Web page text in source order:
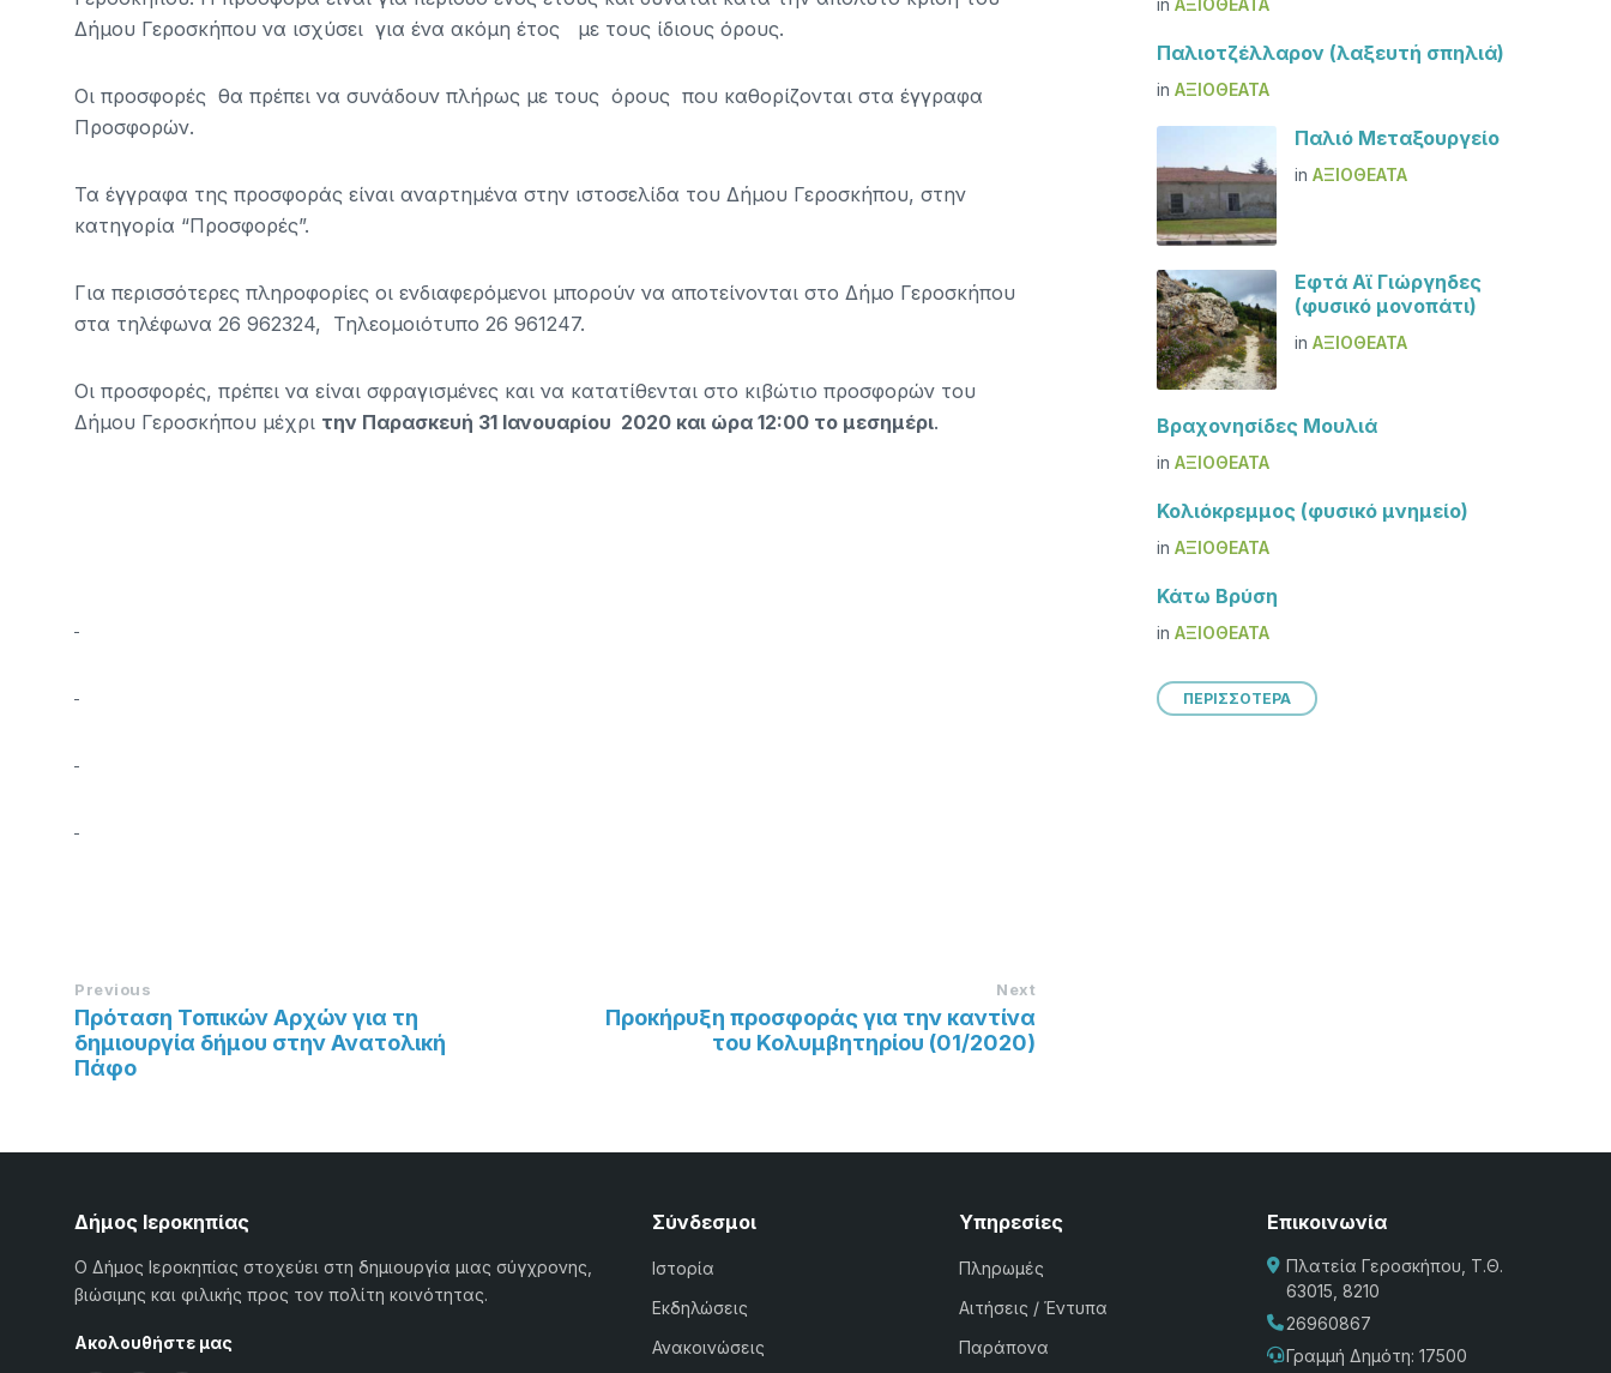
Δήμου Γεροσκήπου να ισχύσει για ένα ακόμη έτος με τους ίδιους όρους.
Οι προσφορές θα πρέπει να συνάδουν πλήρως με τους όρους που καθορίζονται στα έγγραφα
Προσφορών.
Τα έγγραφα της προσφοράς είναι αναρτημένα στην ιστοσελίδα του Δήμου Γεροσκήπου, στην
κατηγορία “Προσφορές”.
Για περισσότερες πληροφορίες οι ενδιαφερόμενοι μπορούν να αποτείνονται στο Δήμο Γεροσκήπου
στα τηλέφωνα 26 962324, Τηλεομοιότυπο 26 961247.
Οι προσφορές, πρέπει να είναι σφραγισμένες και να κατατίθενται στο κιβώτιο προσφορών του
Δήμου Γεροσκήπου μέχρι την Παρασκευή 31 Ιανουαρίου 2020 και ώρα 12:00 το μεσημέρι.
Previous
Πρόταση Τοπικών Αρχών για τη
δημιουργία δήμου στην Ανατολική
Πάφο
Next
Προκήρυξη προσφοράς για την καντίνα
του Κολυμβητηρίου (01/2020)
inΑΞΙΟΘΈΑΤΑ
Παλιοτζέλλαρον (λαξευτή σπηλιά)
inΑΞΙΟΘΈΑΤΑ
Παλιό Μεταξουργείο
inΑΞΙΟΘΈΑΤΑ
Εφτά Αϊ Γιώργηδες
(φυσικό μονοπάτι)
inΑΞΙΟΘΈΑΤΑ
Βραχονησίδες Μουλιά
inΑΞΙΟΘΈΑΤΑ
Κολιόκρεμμος (φυσικό μνημείο)
inΑΞΙΟΘΈΑΤΑ
Κάτω Βρύση
inΑΞΙΟΘΈΑΤΑ
ΠΕΡΙΣΣΟΤΕΡΑ
Δήμος Ιεροκηπίας
Ο Δήμος Ιεροκηπίας στοχεύει στη δημιουργία μιας σύγχρονης,
βιώσιμης και φιλικής προς τον πολίτη κοινότητας.
Ακολουθήστε μας
Σύνδεσμοι
Ιστορία
Εκδηλώσεις
Ανακοινώσεις
Υπηρεσίες
Πληρωμές
Αιτήσεις / Έντυπα
Παράπονα
Επικοινωνία
Πλατεία Γεροσκήπου, Τ.Θ.
63015, 8210
26960867
Γραμμή Δημότη: 17500